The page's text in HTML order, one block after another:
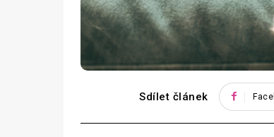
Sdílet článek